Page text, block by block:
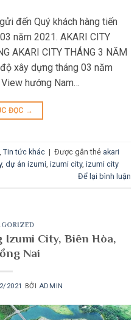
đến Quý khách hàng tiến
năm 2021. AKARI CITY
AKARI CITY THÁNG 3 NĂM
xây dựng tháng 03 năm
hướng Nam…
ĐỌC →
, Tin tức khác | Được gắn thẻ akari
, dự án izumi, izumi city, izumi city
Để lại bình luận
Izumi City, Biên Hòa,
Nai
2021 BỞI ADMIN